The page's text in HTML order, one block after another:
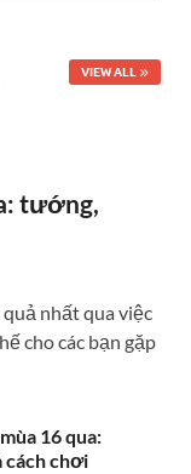
VIEW ALL
tướng,
nhất qua việc
cho các bạn gặp
16 qua:
cách chơi